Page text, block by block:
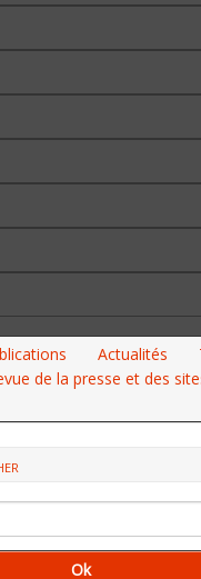
Actualités
de la presse et des